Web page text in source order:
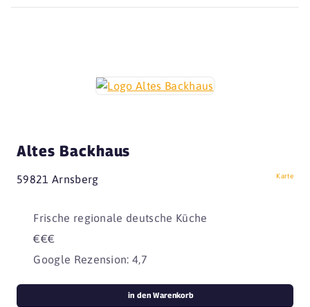
Altes Backhaus
59821 Arnsberg Karte
Frische regionale deutsche Küche
€€€
Google Rezension: 4,7
in den Warenkorb